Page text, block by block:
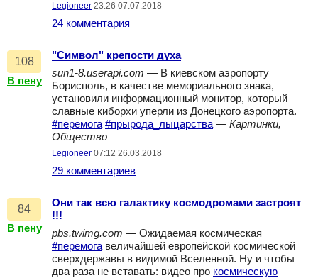
Legioneer 23:26 07.07.2018
24 комментария
108
В пену
"Символ" крепости духа
sun1-8.userapi.com — В киевском аэропорту
Борисполь, в качестве мемориального знака,
установили информационный монитор, который
славные киборхи уперли из Донецкого аэропорта.
#перемога #прырода_лыцарства — Картинки,
Общество
Legioneer 07:12 26.03.2018
29 комментариев
84
В пену
Они так всю галактику космодромами застроят
!!!
pbs.twimg.com — Ожидаемая космическая
#перемога величайшей европейской космической
сверхдержавы в видимой Вселенной. Ну и чтобы
два раза не вставать: видео про космическую